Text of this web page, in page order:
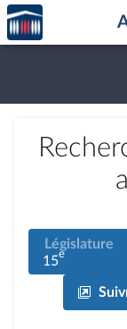
Aller au contenu
Aller en bas de la
Accèder
à la
page
Législature
15e